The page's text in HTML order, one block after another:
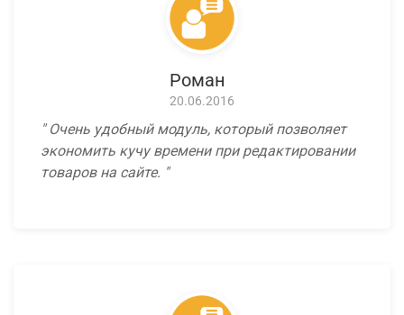
Роман
20.06.2016
Очень удобный модуль, который позволяет
экономить кучу времени при редактировании
товаров на сайте.